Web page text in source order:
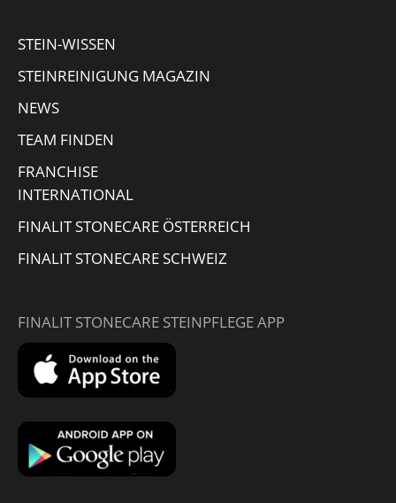
window
STEIN-WISSEN
STEINREINIGUNG MAGAZIN
NEWS
TEAM FINDEN
FRANCHISE
INTERNATIONAL
FINALIT STONECARE ÖSTERREICH
FINALIT STONECARE SCHWEIZ
FINALIT STONECARE STEINPFLEGE APP